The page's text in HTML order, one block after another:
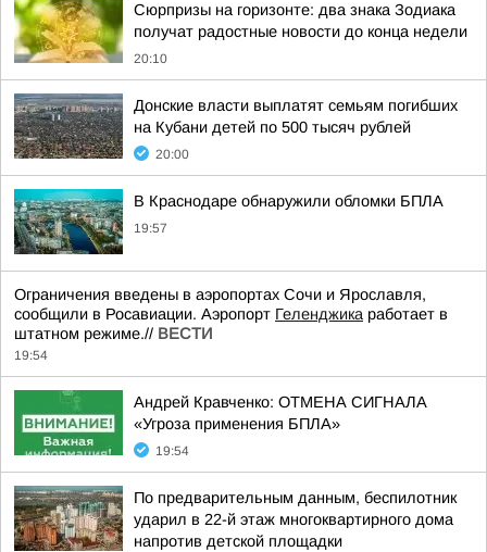
Сюрпризы на горизонте: два знака Зодиака
получат радостные новости до конца недели
20:10
Донские власти выплатят семьям погибших
на Кубани детей по 500 тысяч рублей
20:00
В Краснодаре обнаружили обломки БПЛА
19:57
Ограничения введены в аэропортах Сочи и Ярославля,
сообщили в Росавиации. Аэропорт Геленджика работает в
штатном режиме.// ВЕСТИ
19:54
Андрей Кравченко: ОТМЕНА СИГНАЛА
«Угроза применения БПЛА»
19:54
По предварительным данным, беспилотник
ударил в 22-й этаж многоквартирного дома
напротив детской площадки